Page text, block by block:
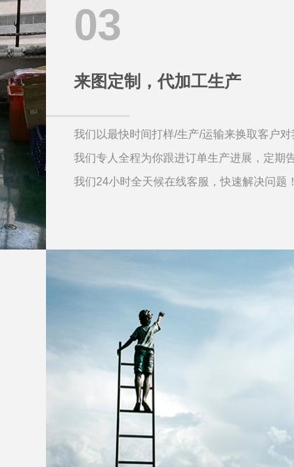
03
来图定制，代加工生产
我们以最快时间打样/生产/运输来换取客户对
我们专人全程为你跟进订单生产进展，定期
我们24小时全天候在线客服，快速解决问题